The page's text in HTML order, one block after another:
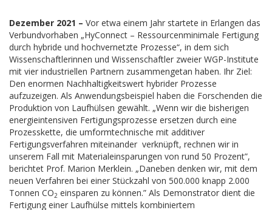
Dezember 2021 – Vor etwa einem Jahr startete in Erlangen das
Verbundvorhaben „HyConnect – Ressourcenminimale Fertigung
durch hybride und hochvernetzte Prozesse“, in dem sich
Wissenschaftlerinnen und Wissenschaftler zweier WGP-Institute
mit vier industriellen Partnern zusammengetan haben. Ihr Ziel:
Den enormen Nachhaltigkeitswert hybrider Prozesse
aufzuzeigen. Als Anwendungsbeispiel haben die Forschenden die
Produktion von Laufhülsen gewählt. „Wenn wir die bisherigen
energieintensiven Fertigungsprozesse ersetzen durch eine
Prozesskette, die umformtechnische mit additiver
Fertigungsverfahren miteinander verknüpft, rechnen wir in
unserem Fall mit Materialeinsparungen von rund 50 Prozent”,
berichtet Prof. Marion Merklein. „Daneben denken wir, mit dem
neuen Verfahren bei einer Stückzahl von 500.000 knapp 2.000
Tonnen CO2 einsparen zu können.” Als Demonstrator dient die
Fertigung einer Laufhülse mittels kombiniertem